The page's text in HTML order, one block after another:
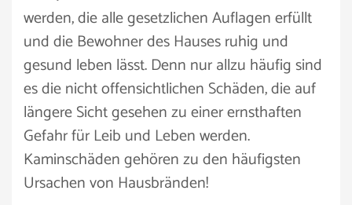
werden, die alle gesetzlichen Auflagen erfüllt
und die Bewohner des Hauses ruhig und
gesund leben lässt. Denn nur allzu häufig sind
es die nicht offensichtlichen Schäden, die auf
längere Sicht gesehen zu einer ernsthaften
Gefahr für Leib und Leben werden.
Kaminschäden gehören zu den häufigsten
Ursachen von Hausbränden!